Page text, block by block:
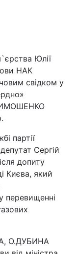
Юлії
НАК
свідком у
партії
Сергій
допиту
Києва, який
О.ДУБИНА